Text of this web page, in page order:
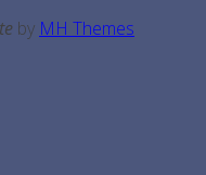
by MH Themes